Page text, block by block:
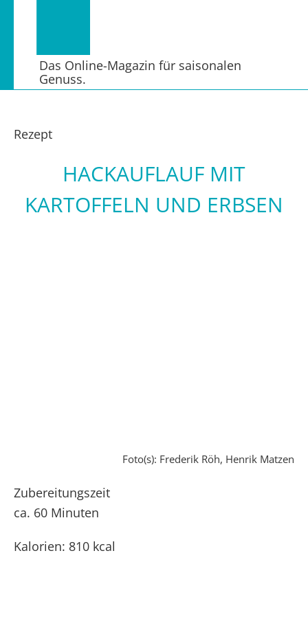
Das Online-Magazin für saisonalen
Genuss.
Rezept
HACKAUFLAUF MIT
KARTOFFELN UND ERBSEN
Foto(s): Frederik Röh, Henrik Matzen
Zubereitungszeit
ca. 60 Minuten
Kalorien: 810 kcal